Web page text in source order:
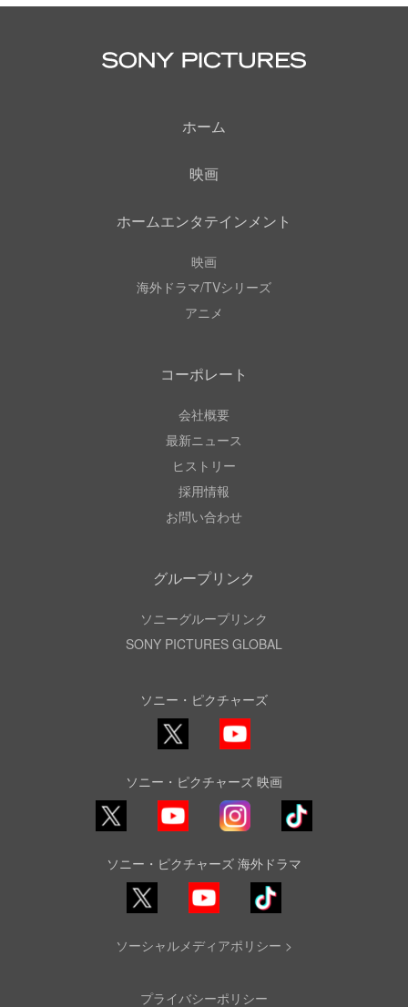
ホーム
映画
ホームエンタテインメント
映画
海外ドラマ/TVシリーズ
アニメ
コーポレート
会社概要
最新ニュース
ヒストリー
採用情報
お問い合わせ
グループリンク
ソニーグループリンク
SONY PICTURES GLOBAL
ソニー・ピクチャーズ
X
YouTube
ソニー・ピクチャーズ 映画
YouTube Instagram
TikTok
ソニー・ピクチャーズ 海外ドラマ
YouTube
TikTok
ソーシャルメディアポリシー >
プライバシーポリシー